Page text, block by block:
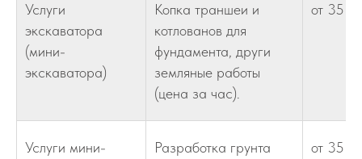
Услуги
экскаватора
(мини-
экскаватора)
Копка траншеи и
котлованов для
фундамента, други
земляные работы
(цена за час).
от 35
Услуги мини-
Разработка грунта
от 35